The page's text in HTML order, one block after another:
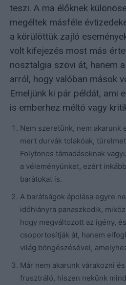
teszi. A ma élőknek
megéltek másféle
a körülöttük zajló
volt kifejezés most más
nosztalgia szövi át, hanem
arról, hogy valóban mások
Emeljünk ki pár példát, ami
is emberhez méltó vagy
Nem szeretünk, nem akarunk
mert durvák tolakóak,
Folytonos támadásoknak
a véleményünket, ezért
barátokat is.
A barátságok ápolása egyre
időhiányra panaszkodik,
hogy megváltozott az igény,
csoportosítják át, hanem
világ böngészésével,
Már nem akarunk várakozni
frusztráló, hiszen nekünk